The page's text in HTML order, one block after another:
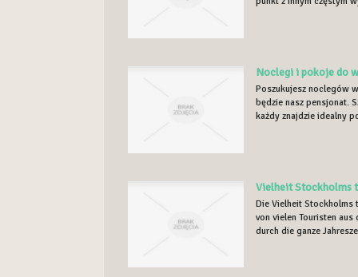
Noclegi i pokoje do
Poszukujesz noclegów
będzie nasz pensjonat.
każdy znajdzie idealny
Vielheit Stockholms
Die Vielheit
von vielen Touristen
durch die ganze